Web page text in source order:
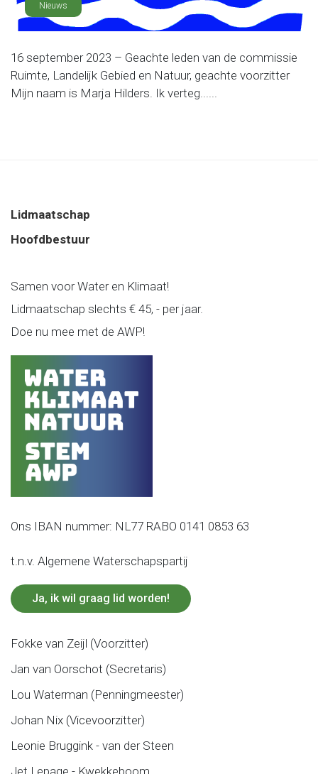
Nieuws
16 september 2023 – Geachte leden van de commissie
Ruimte, Landelijk Gebied en Natuur, geachte voorzitter
Mijn naam is Marja Hilders. Ik verteg......
Lidmaatschap
Hoofdbestuur
Samen voor Water en Klimaat!
Lidmaatschap slechts € 45, - per jaar.
Doe nu mee met de AWP!
Ons IBAN nummer: NL77 RABO 0141 0853 63
t.n.v. Algemene Waterschapspartij
Ja, ik wil graag lid worden!
Fokke van Zeijl (Voorzitter)
Jan van Oorschot (Secretaris)
Lou Waterman (Penningmeester)
Johan Nix (Vicevoorzitter)
Leonie Bruggink - van der Steen
Jet Lepage - Kwekkeboom